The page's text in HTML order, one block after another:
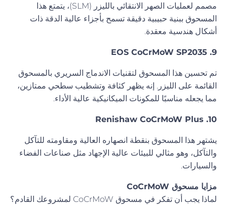
مصمم لعمليات الصهر الانتقائي بالليزر (SLM)، يتمتع هذا
المسحوق ببنية حبيبية دقيقة تسمح بأجزاء عالية الدقة ذات
أشكال هندسية معقدة.
9. EOS CoCrMoW SP2035
تم تحسين هذا المسحوق لتقنيات الاندماج السريري بالمسحوق
القائمة على الليزر. إنه يظهر كثافة وتشطيب سطحي ممتازين،
مما يجعله مناسبًا للمكونات الميكانيكية عالية الأداء.
10. Renishaw CoCrMoW Plus
يشتهر هذا المسحوق بنقطة انصهاره العالية ومقاومته للتآكل
والتآكل، وهو مثالي للبيئات عالية الإجهاد مثل صناعات الفضاء
والسيارات.
مزايا مسحوق CoCrMoW
لماذا يجب أن تفكر في مسحوق CoCrMoW لمشروعك القادم؟